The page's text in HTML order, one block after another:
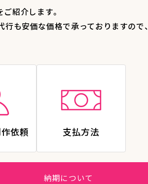
紹介します。
も安価な価格で承っておりますので、
依頼 支払方法
納期について